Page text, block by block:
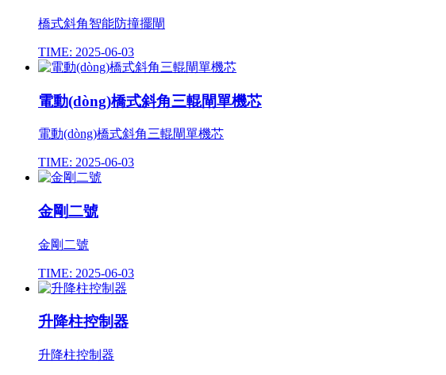
橋式斜角智能防撞擺閘
TIME: 2025-06-03
電動(dòng)橋式斜角三輥閘單機芯
電動(dòng)橋式斜角三輥閘單機芯
TIME: 2025-06-03
金剛二號
金剛二號
TIME: 2025-06-03
升降柱控制器
升降柱控制器